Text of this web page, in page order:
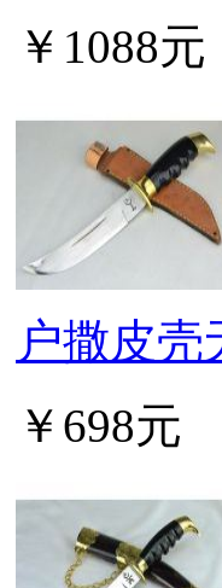
￥1088元
户撒皮
￥698元